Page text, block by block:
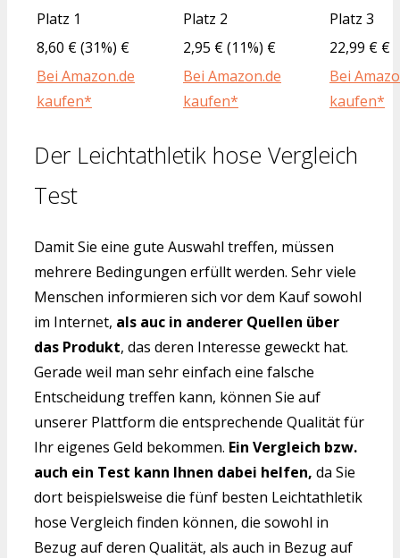
Platz 1
Platz 2
Platz 3
8,60 € (31%) €
2,95 € (11%) €
22,99 € €
Bei Amazon.de
kaufen*
Bei Amazon.de
kaufen*
Bei
kaufen*
Der Leichtathletik hose Vergleich
Test
Damit Sie eine gute Auswahl treffen, müssen
mehrere Bedingungen erfüllt werden. Sehr viele
Menschen informieren sich vor dem Kauf sowohl
im Internet, als auc in anderer Quellen über
das Produkt, das deren Interesse geweckt hat.
Gerade weil man sehr einfach eine falsche
Entscheidung treffen kann, können Sie auf
unserer Plattform die entsprechende Qualität für
Ihr eigenes Geld bekommen. Ein Vergleich bzw.
auch ein Test kann Ihnen dabei helfen, da Sie
dort beispielsweise die fünf besten Leichtathletik
hose Vergleich finden können, die sowohl in
Bezug auf deren Qualität, als auch in Bezug auf